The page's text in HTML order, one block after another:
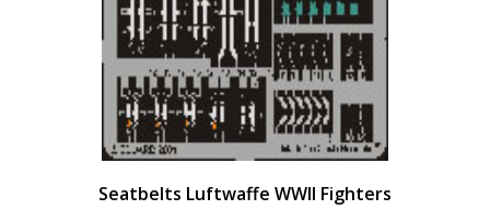
Seatbelts Luftwaffe WWII Fighters